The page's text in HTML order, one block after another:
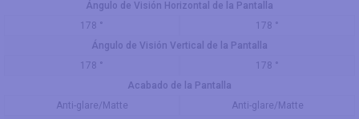
Ángulo de Visión Horizontal de la Pantalla
178 °
178 °
Ángulo de Visión Vertical de la Pantalla
178 °
178 °
Acabado de la Pantalla
Anti-glare/Matte
Anti-glare/Matte